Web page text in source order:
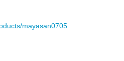
mayasan0705